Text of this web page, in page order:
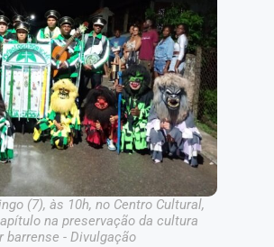
(7), às 10h, no Centro Cultural,
na preservação da cultura
barrense - Divulgação